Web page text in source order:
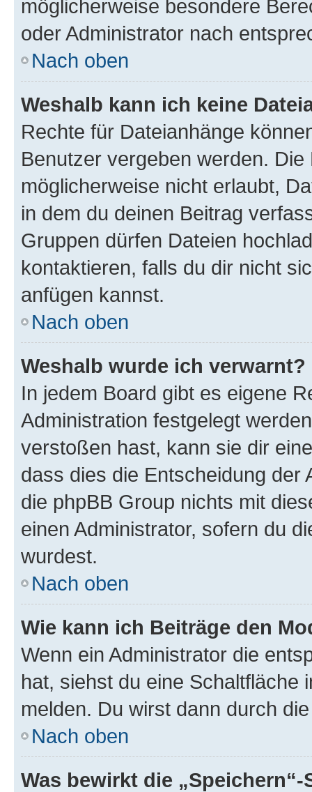
möglicherweise besondere
oder Administrator nach
Nach oben
Weshalb kann ich keine
Rechte für Dateianhänge
Benutzer vergeben werden.
möglicherweise nicht erlaubt,
in dem du deinen Beitrag
Gruppen dürfen Dateien
kontaktieren, falls du dir nicht
anfügen kannst.
Nach oben
Weshalb wurde ich verwarnt?
In jedem Board gibt es eigene
Administration festgelegt
verstoßen hast, kann sie dir
dass dies die Entscheidung der
die phpBB Group nichts mit
einen Administrator, sofern du
wurdest.
Nach oben
Wie kann ich Beiträge den
Wenn ein Administrator die
hat, siehst du eine Schaltfläche
melden. Du wirst dann durch
Nach oben
Was bewirkt die